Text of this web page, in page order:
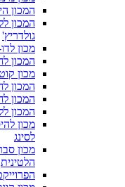
המכון
המכון
גולדריץ'
מכון
המכון
מכון
המכון
המכון
המכון
מכון
לסינג
מכון
הלטינית